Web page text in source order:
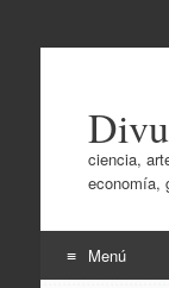
ciencia,
economía,
Menú